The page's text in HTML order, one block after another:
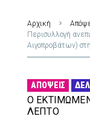
Αρχική
Περισυλλογή
Αιγοπροβάτων)
ΑΠΌΨΕΙΣ
Ο
ΛΕΠΤΌ